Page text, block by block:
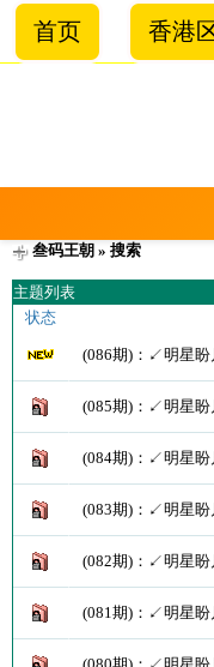
首页 香港
叁码王朝 » 搜索
主题列表
状态
(086期)：↙明星盼
(085期)：↙明星盼
(084期)：↙明星盼
(083期)：↙明星盼
(082期)：↙明星盼
(081期)：↙明星盼